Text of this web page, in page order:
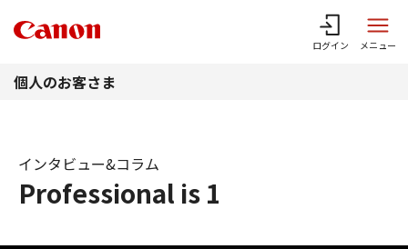
ログイン メニュー
個人のお客さま
Professional is 1
インタビュー&コラム